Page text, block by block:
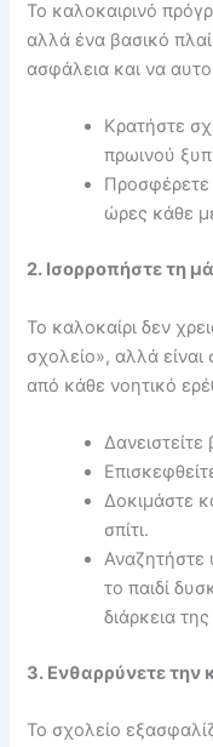
Το καλοκαιρινό
αλλά ένα βασικό
ασφάλεια και να
Κρατήστε
πρωινού
Προσφέρετε
ώρες κάθε
2. Ισορροπήστε τη
Το καλοκαίρι δεν
σχολείο», αλλά είναι
από κάθε νοητικό
Δοκιμάστε
σπίτι.
Αναζητήστε
το παιδί
διάρκεια
3. Ενθαρρύνετε την
Το σχολείο